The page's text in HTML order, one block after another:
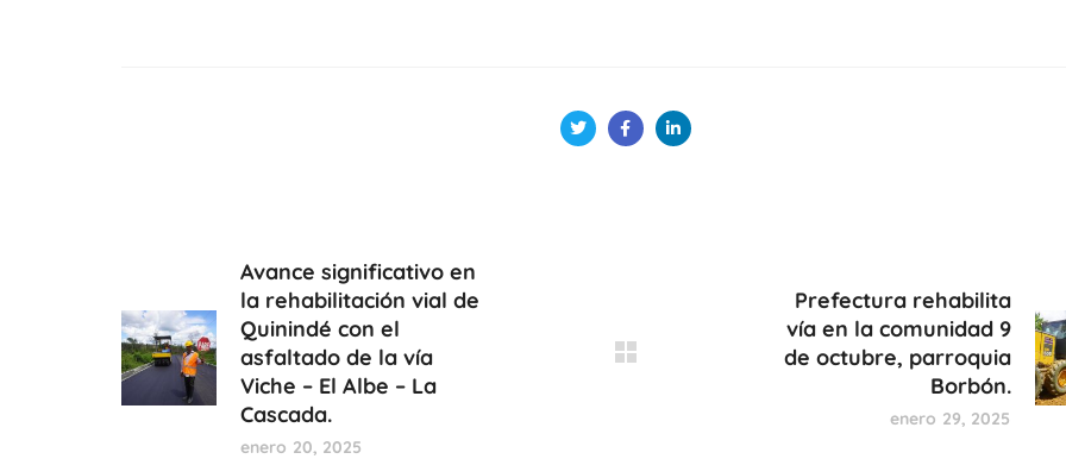
Avance significativo en
la rehabilitación vial de
Quinindé con el
asfaltado de la vía
Viche – El Albe – La
Cascada.
enero 20, 2025
Prefectura rehabilita
vía en la comunidad 9
de octubre, parroquia
Borbón.
enero 29, 2025